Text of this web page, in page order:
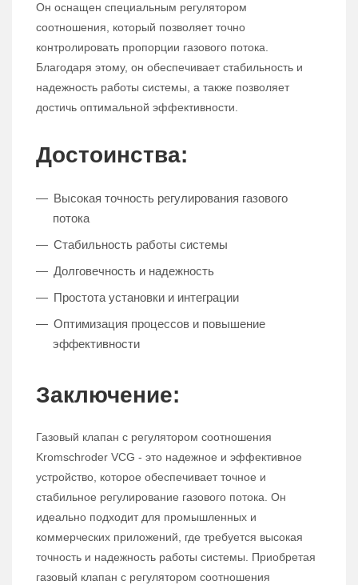
Он оснащен специальным регулятором
соотношения, который позволяет точно
контролировать пропорции газового потока.
Благодаря этому, он обеспечивает стабильность и
надежность работы системы, а также позволяет
достичь оптимальной эффективности.
Достоинства:
Высокая точность регулирования газового
потока
Стабильность работы системы
Долговечность и надежность
Простота установки и интеграции
Оптимизация процессов и повышение
эффективности
Заключение:
Газовый клапан с регулятором соотношения
Kromschroder VCG - это надежное и эффективное
устройство, которое обеспечивает точное и
стабильное регулирование газового потока. Он
идеально подходит для промышленных и
коммерческих приложений, где требуется высокая
точность и надежность работы системы. Приобретая
газовый клапан с регулятором соотношения